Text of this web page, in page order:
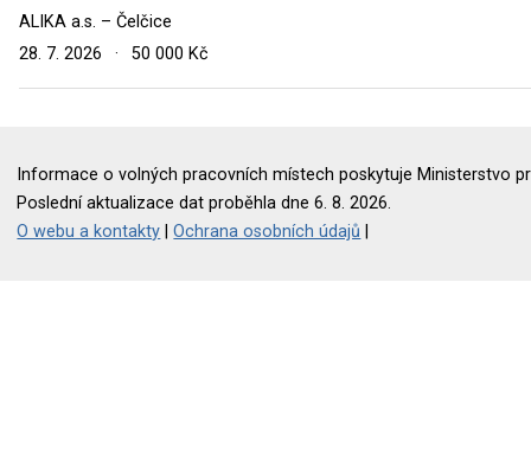
ALIKA a.s. – Čelčice
28. 7. 2026
· 50 000 Kč
Informace o volných pracovních místech poskytuje Ministerstvo
Poslední aktualizace dat proběhla dne 6. 8. 2026.
O webu a kontakty |Ochrana osobních údajů